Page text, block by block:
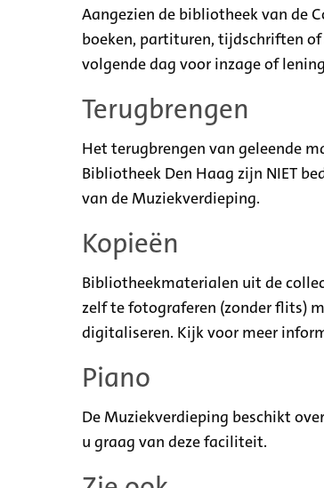
Aangezien de bibliotheek van de
boeken, partituren, tijdschriften
volgende dag voor inzage of
Terugbrengen
Het terugbrengen van geleende
Bibliotheek Den Haag zijn NIET
van de Muziekverdieping.
Kopieën
Bibliotheekmaterialen uit de
zelf te fotograferen (zonder flits)
digitaliseren. Kijk voor meer
Piano
De Muziekverdieping beschikt
u graag van deze faciliteit.